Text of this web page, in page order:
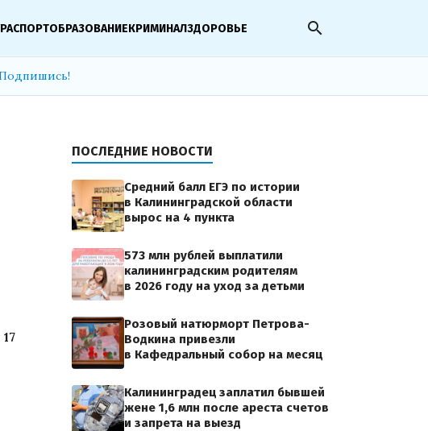
СПОРТОБРАЗОВАНИЕКРИМИНАЛЗДОРОВЬЕ search
ПОСЛЕДНИЕ НОВОСТИ
Средний балл ЕГЭ по истории
в Калининградской области
вырос на 4 пункта
573 млн рублей выплатили
калининградским родителям
в 2026 году на уход за детьми
Розовый натюрморт Петрова-
Водкина привезли
в Кафедральный собор на месяц
Калининградец заплатил бывшей
жене 1,6 млн после ареста счетов
и запрета на выезд